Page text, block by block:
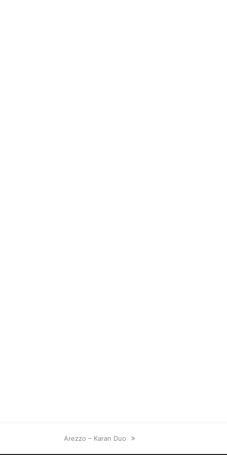
next
Arezzo – Karan Duo